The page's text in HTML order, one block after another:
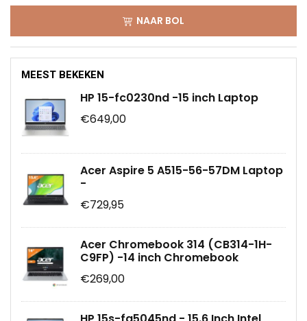
NAAR BOL
MEEST BEKEKEN
HP 15-fc0230nd -15 inch Laptop
€649,00
Acer Aspire 5 A515-56-57DM Laptop
-
€729,95
Acer Chromebook 314 (CB314-1H-
C9FP) -14 inch Chromebook
€269,00